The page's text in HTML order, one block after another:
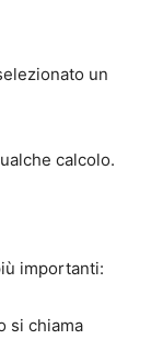
un
calcolo.
importanti:
si chiama